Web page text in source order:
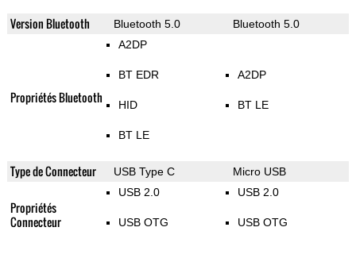
Version Bluetooth Bluetooth 5.0 Bluetooth 5.0
Propriétés Bluetooth
A2DP
BT EDR
HID
BT LE
A2DP
BT LE
Type de Connecteur USB Type C Micro USB
Propriétés
Connecteur
USB 2.0
USB OTG
USB 2.0
USB OTG